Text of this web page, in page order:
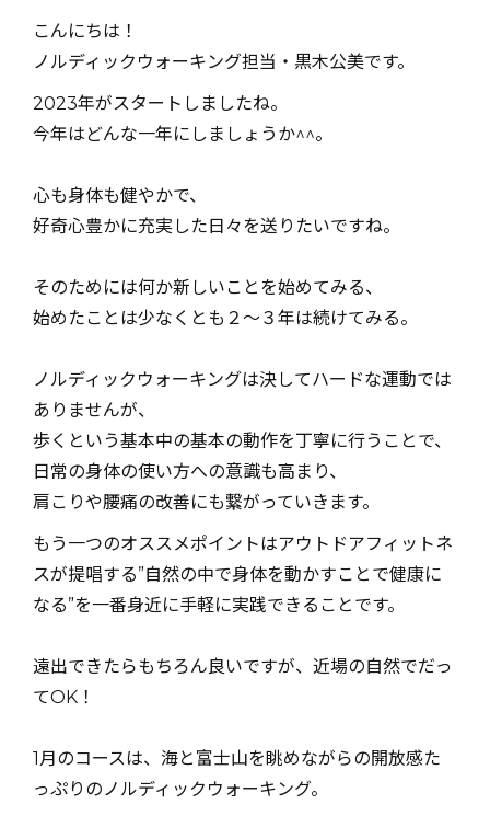
こんにちは！
ノルディックウォーキング担当・黒木公美です。
2023年がスタートしましたね。
今年はどんな一年にしましょうか^^。
心も身体も健やかで、
好奇心豊かに充実した日々を送りたいですね。
そのためには何か新しいことを始めてみる、
始めたことは少なくとも２〜３年は続けてみる。
ノルディックウォーキングは決してハードな運動では
ありませんが、
歩くという基本中の基本の動作を丁寧に行うことで、
日常の身体の使い方への意識も高まり、
肩こりや腰痛の改善にも繋がっていきます。
もう一つのオススメポイントはアウトドアフィットネ
スが提唱する”自然の中で身体を動かすことで健康に
なる”を一番身近に手軽に実践できることです。
遠出できたらもちろん良いですが、近場の自然でだっ
てOK！
1月のコースは、海と富士山を眺めながらの開放感た
っぷりのノルディックウォーキング。